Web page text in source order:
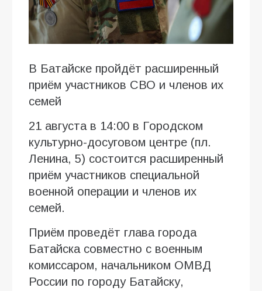
В Батайске пройдёт расширенный
приём участников СВО и членов их
семей
21 августа в 14:00 в Городском
культурно-досуговом центре (пл.
Ленина, 5) состоится расширенный
приём участников специальной
военной операции и членов их
семей.
Приём проведёт глава города
Батайска совместно с военным
комиссаром, начальником ОМВД
России по городу Батайску,